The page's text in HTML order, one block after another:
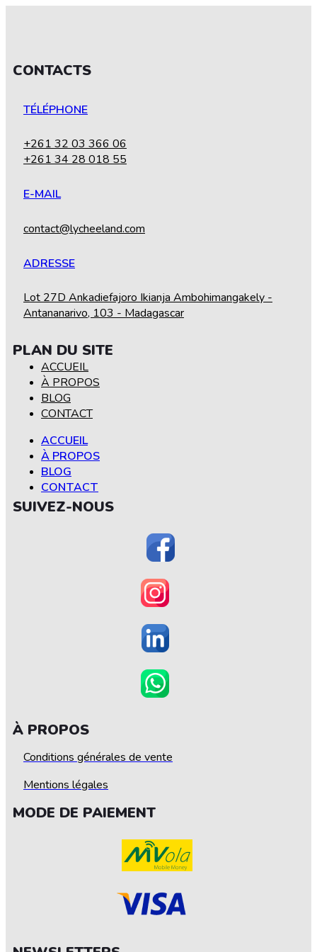
CONTACTS
TÉLÉPHONE
+261 32 03 366 06
+261 34 28 018 55
E-MAIL
contact@lycheeland.com
ADRESSE
Lot 27D Ankadiefajoro Ikianja Ambohimangakely -
Antananarivo, 103 - Madagascar
PLAN DU SITE
ACCUEIL
À PROPOS
BLOG
CONTACT
ACCUEIL
À PROPOS
BLOG
CONTACT
SUIVEZ-NOUS
À PROPOS
Conditions générales de vente
Mentions légales
MODE DE PAIEMENT